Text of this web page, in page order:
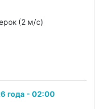
(2 м/с)
года - 02:00